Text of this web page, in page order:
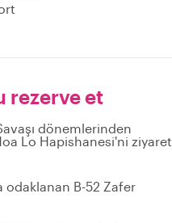
rezerve et
dönemlerinden
Lo Hapishanesi'ni ziyaret
odaklanan B-52 Zafer